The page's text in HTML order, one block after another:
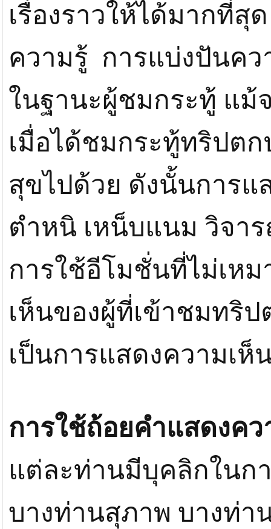
เรื่องราวให้ได้มากที่สุ
ความรู้ การแบ่งปันค
ในฐานะผู้ชมกระทู้ แม้
เมื่อได้ชมกระทู้ทริปต
สุขไปด้วย ดังนั้นการแ
ตำหนิ เหน็บแนม วิจา
การใช้อีโมชั่นที่ไม่เห
เห็นของผู้ที่เข้าชมทริ
เป็นการแสดงความเห็
การใช้ถ้อยคำแสดงคว
แต่ละท่านมีบุคลิกในก
บางท่านสุภาพ บางท่า